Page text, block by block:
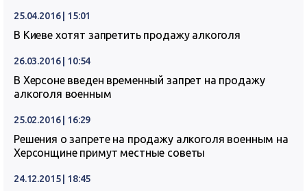
25.04.2016 | 15:01
В Киеве хотят запретить продажу алкоголя
26.03.2016 | 10:54
В Херсоне введен временный запрет на продажу
алкоголя военным
25.02.2016 | 16:29
Решения о запрете на продажу алкоголя военным на
Херсонщине примут местные советы
24.12.2015 | 18:45